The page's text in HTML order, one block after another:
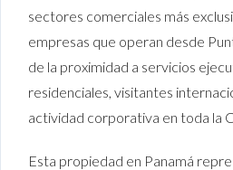
sectores comerciales más
empresas que operan desde
de la proximidad a servicios
residenciales, visitantes
actividad corporativa en toda la
Esta propiedad en Panamá